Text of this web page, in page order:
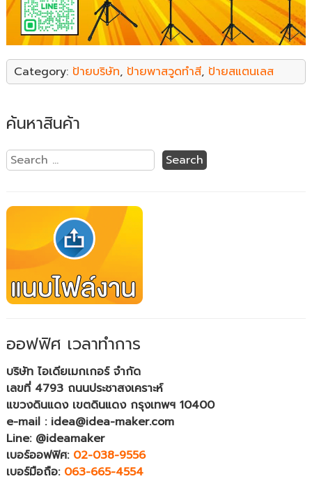
Category: ป้ายบริษัท, ป้ายพาสวูดทำสี, ป้ายสแตนเลส
ค้นหาสินค้า
ออฟฟิศ เวลาทำการ
บริษัท ไอเดียเมกเกอร์ จำกัด
เลขที่ 4793 ถนนประชาสงเคราะห์
แขวงดินแดง เขตดินแดง กรุงเทพฯ 10400
e-mail : idea@idea-maker.com
Line: @ideamaker
เบอร์ออฟฟิศ: 02-038-9556
เบอร์มือถือ: 063-665-4554